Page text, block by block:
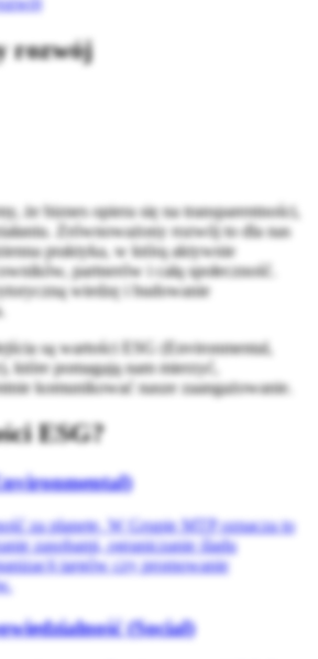
rozwój
że biznes opiera się na transparentności,
Zrównoważony rozwój to dla nas
praktyka, w którą aktywnie
partnerów i całą społeczność.
wiedzę i budowanie
są wartości ESG (Environmental,
które pomagają nam mierzyć,
komunikować nasze zaangażowanie.
ESG?
za planetę. W Grupie MTP oznacza to
zasobami, ograniczanie śladu
targów czy promowanie
(Social)